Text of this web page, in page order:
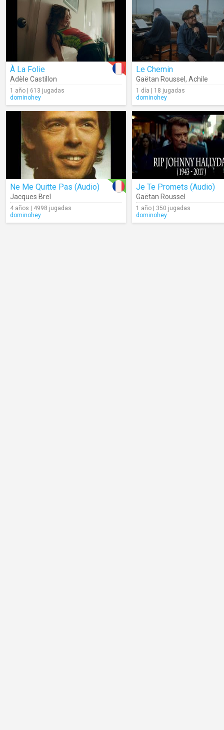
À La Folie
Adèle Castillon
1 año | 613 jugadas
dominohey
Le Chemin
Gaëtan Roussel , Achile
1 día | 18 jugadas
dominohey
Ne Me Quitte Pas (Audio)
Jacques Brel
4 años | 4998 jugadas
dominohey
Je Te Promets (Audio)
Gaëtan Roussel
1 año | 350 jugadas
dominohey